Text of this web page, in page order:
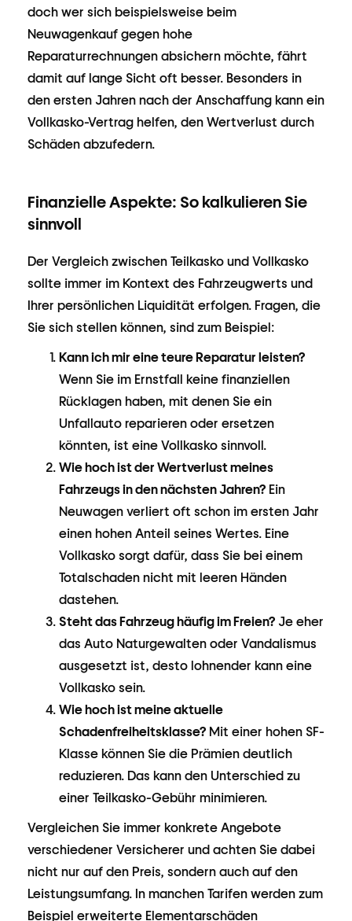
doch wer sich beispielsweise beim
Neuwagenkauf gegen hohe
Reparaturrechnungen absichern möchte, fährt
damit auf lange Sicht oft besser. Besonders in
den ersten Jahren nach der Anschaffung kann ein
Vollkasko-Vertrag helfen, den Wertverlust durch
Schäden abzufedern.
Finanzielle Aspekte: So kalkulieren Sie
sinnvoll
Der Vergleich zwischen Teilkasko und Vollkasko
sollte immer im Kontext des Fahrzeugwerts und
Ihrer persönlichen Liquidität erfolgen. Fragen, die
Sie sich stellen können, sind zum Beispiel:
Kann ich mir eine teure Reparatur leisten?
Wenn Sie im Ernstfall keine finanziellen
Rücklagen haben, mit denen Sie ein
Unfallauto reparieren oder ersetzen
könnten, ist eine Vollkasko sinnvoll.
Wie hoch ist der Wertverlust meines
Fahrzeugs in den nächsten Jahren? Ein
Neuwagen verliert oft schon im ersten Jahr
einen hohen Anteil seines Wertes. Eine
Vollkasko sorgt dafür, dass Sie bei einem
Totalschaden nicht mit leeren Händen
dastehen.
Steht das Fahrzeug häufig im Freien? Je eher
das Auto Naturgewalten oder Vandalismus
ausgesetzt ist, desto lohnender kann eine
Vollkasko sein.
Wie hoch ist meine aktuelle
Schadenfreiheitsklasse? Mit einer hohen SF-
Klasse können Sie die Prämien deutlich
reduzieren. Das kann den Unterschied zu
einer Teilkasko-Gebühr minimieren.
Vergleichen Sie immer konkrete Angebote
verschiedener Versicherer und achten Sie dabei
nicht nur auf den Preis, sondern auch auf den
Leistungsumfang. In manchen Tarifen werden zum
Beispiel erweiterte Elementarschäden